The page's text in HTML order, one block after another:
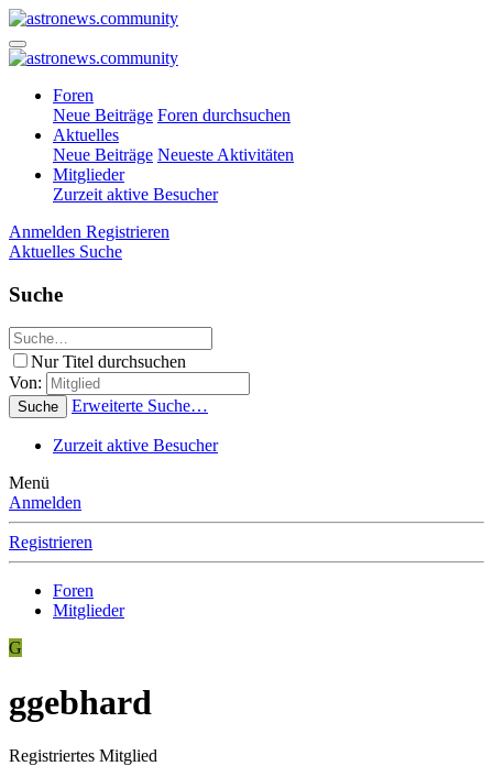
Foren
Neue Beiträge Foren durchsuchen
Aktuelles
Neue Beiträge Neueste Aktivitäten
Mitglieder
Zurzeit aktive Besucher
Anmelden Registrieren
Aktuelles Suche
Suche
Nur Titel durchsuchen
Von:
Suche Erweiterte Suche…
Zurzeit aktive Besucher
Menü
Anmelden
Registrieren
Foren
Mitglieder
G
ggebhard
Registriertes Mitglied